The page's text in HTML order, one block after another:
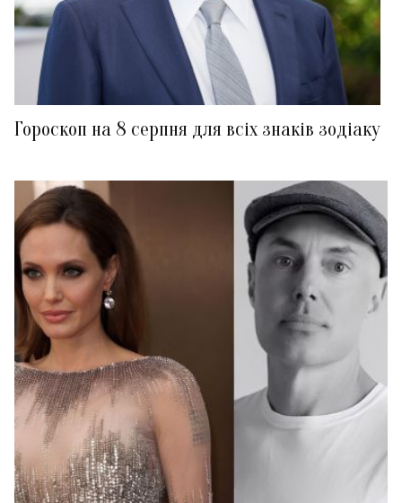
Гороскоп на 8 серпня для всіх знаків зодіаку